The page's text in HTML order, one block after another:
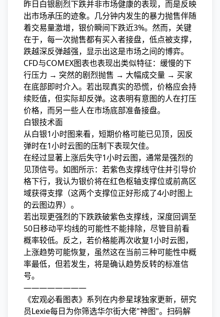
昨日白银剧烈下跌并非市场健康的表现，而是反映
出市场承压的迹象。几分钟内发生的暴力抛售伴随
着交易量激增，银价瞬间下跌近3%。然而，关键
在于，每一次抛售都有买入者接盘，低点被支撑，
跌越深反弹越强，显示出这是市场之间的博弈。
CFD与COMEX图表也表现出类似特征：缓慢的下
行压力 → 突然的剧烈抛售 → 大幅成交量 → 买家
在底部即时介入。若出现真实的恐慌，价格应会持
续贬值，但实际却反弹。这表明有意图的人在打压
价格，而另一些人在市场底部准备接盘。
白银技术面
从白银1小时图来看，短期价格可能已见顶，因反
弹时在1小时云图的压制下表现欠佳。
在经过显著上涨后失守1小时云图，通常是强烈的
见顶信号。如图所示：若紫色支撑线守住并引导价
格下行，我认为银价将在红色枢轴支撑位或前高区
域获得支撑（这两个支撑位正好形成了4小时图上
的云图边界）。
若出现更强烈的下跌跌破紫色支撑线，深度回调至
50日移动平均线的可能性不能排除，尽管目前看
概率较低。反之，若价格能再次收复1小时云图，
上涨趋势可能恢复，虽然这在当前三种可能性中概
率最低，但若发生，将是确认趋势反转的标准信
号。
————————
《宏观必看图表》系列在内参星球独家更新，研究
员Lexie每日为你筛选华尔街大佬"神图"。扫码解